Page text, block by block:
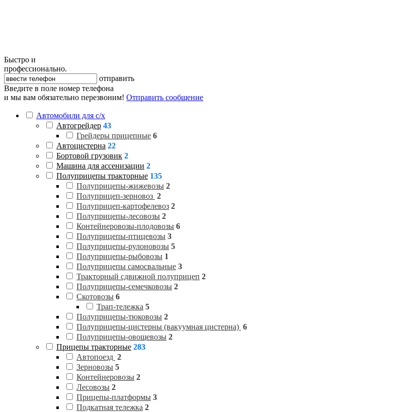
Быстро и
профессионально.
отправить
Введите в поле номер телефона
и мы вам обязательно перезвоним! Отправить сообщение
Автомобили для с/х
Автогрейдер 43
Грейдеры прицепные 6
Автоцистерна 22
Бортовой грузовик 2
Машина для ассенизации 2
Полуприцепы тракторные 135
Полуприцепы-жижевозы 2
Полуприцеп-зерновоз 2
Полуприцеп-картофелевоз 2
Полуприцепы-лесовозы 2
Контейнеровозы-плодовозы 6
Полуприцепы-птицевозы 3
Полуприцепы-рулоновозы 5
Полуприцепы-рыбовозы 1
Полуприцепы самосвальные 3
Тракторный сдвижной полуприцеп 2
Полуприцепы-семечковозы 2
Скотовозы 6
Трап-тележка 5
Полуприцепы-тюковозы 2
Полуприцепы-цистерны (вакуумная цистерна) 6
Полуприцепы-овощевозы 2
Прицепы тракторные 283
Автопоезд 2
Зерновозы 5
Контейнеровозы 2
Лесовозы 2
Прицепы-платформы 3
Подкатная тележка 2